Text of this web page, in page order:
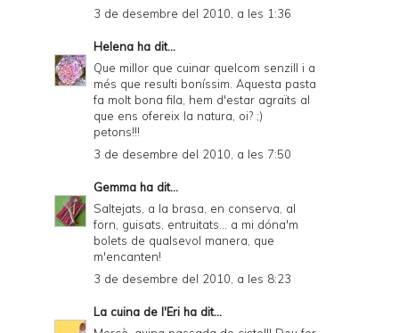
3 de desembre del 2010, a les 1:36
Helena ha dit...
Que millor que cuinar quelcom senzill i a
més que resulti boníssim. Aquesta pasta
fa molt bona fila, hem d'estar agraïts al
que ens ofereix la natura, oi? ;)
petons!!!
3 de desembre del 2010, a les 7:50
Gemma ha dit...
Saltejats, a la brasa, en conserva, al
forn, guisats, entruitats... a mi dóna'm
bolets de qualsevol manera, que
m'encanten!
3 de desembre del 2010, a les 8:23
La cuina de l'Eri ha dit...